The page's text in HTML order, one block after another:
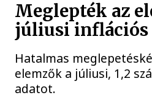
Meglepték az
júliusi inflációs
Hatalmas
elemzők a júliusi, 1,2
adatot.